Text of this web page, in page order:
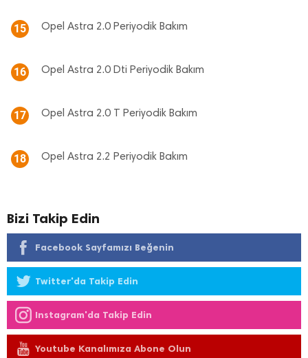
15 Opel Astra 2.0 Periyodik Bakım
16 Opel Astra 2.0 Dti Periyodik Bakım
17 Opel Astra 2.0 T Periyodik Bakım
18 Opel Astra 2.2 Periyodik Bakım
Bizi Takip Edin
Facebook Sayfamızı Beğenin
Twitter'da Takip Edin
Instagram'da Takip Edin
Youtube Kanalımıza Abone Olun